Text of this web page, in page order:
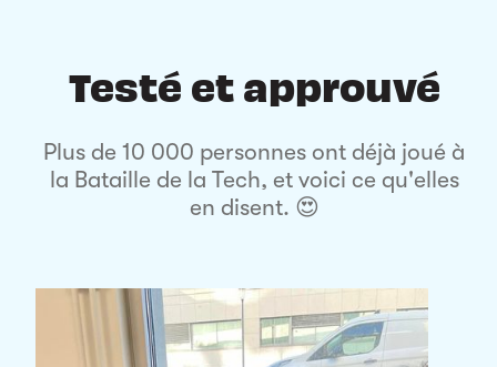
Testé et approuvé
Plus de 10 000 personnes ont déjà joué à
la Bataille de la Tech, et voici ce qu'elles
en disent. 😍